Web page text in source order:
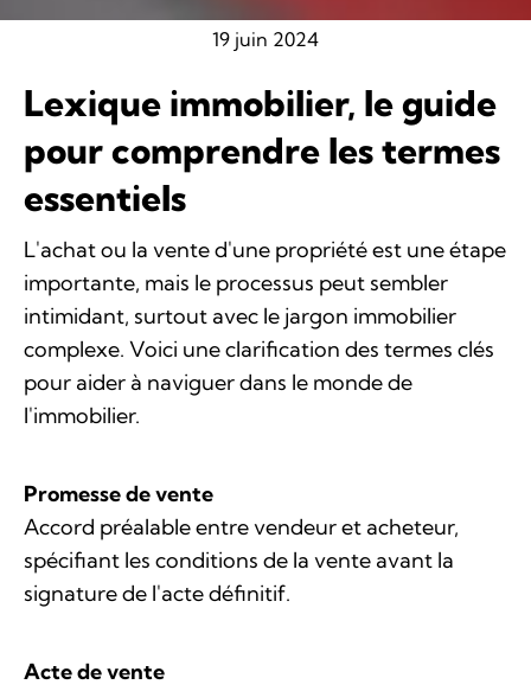
19 juin 2024
Lexique immobilier, le guide
pour comprendre les termes
essentiels
L'achat ou la vente d'une propriété est une étape
importante, mais le processus peut sembler
intimidant, surtout avec le jargon immobilier
complexe. Voici une clarification des termes clés
pour aider à naviguer dans le monde de
l'immobilier.
Promesse de vente
Accord préalable entre vendeur et acheteur,
spécifiant les conditions de la vente avant la
signature de l'acte définitif.
Acte de vente